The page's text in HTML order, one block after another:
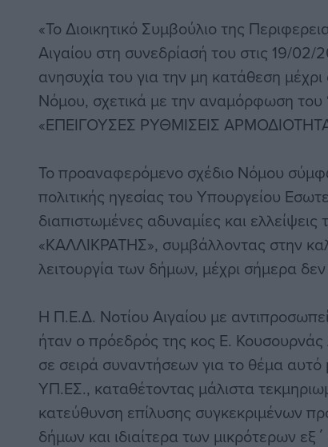
«Το Διοικητικό Συμβούλιο της
Αιγαίου στη συνεδρίασή του στις 19/
ανησυχία του για την μη κατάθεση
Νόμου, σχετικά με την αναμόρφωση του
«ΕΠΕΙΓΟΥΣΕΣ ΡΥΘΜΙΣΕΙΣ
Το προαναφερόμενο σχέδιο Νόμου
πολιτικής ηγεσίας του Υπουργείου
διαπιστωμένες αδυναμίες και
«ΚΑΛΛΙΚΡΑΤΗΣ», συμβάλλοντας στην
λειτουργία των δήμων, μέχρι σήμερα δεν
Η Π.Ε.Δ. Νοτίου Αιγαίου με
ήταν ο πρόεδρός της κος Ε.
σε σειρά συναντήσεων για το θέμα αυτό
ΥΠ.ΕΣ., καταθέτοντας μάλιστα
κατεύθυνση επίλυσης συγκεκριμένων
δήμων και ιδιαίτερα των μικρότερων